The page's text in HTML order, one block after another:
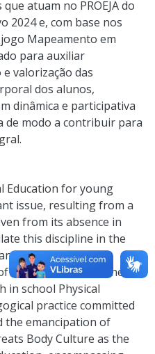
atuam no PROEJA do
2024 e, com base nos
Mapeamento em
para auxiliar
valorização das
dos alunos,
dinâmica e participativa
de modo a contribuir para
Education for young
issue, resulting from a
from its absence in
this discipline in the
anchored in the
Dermeval Saviani, the
in school Physical
practice committed
the emancipation of
Body Culture as the